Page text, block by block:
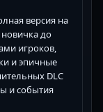
версия на
новичка до
игроков,
и эпичные
DLC
и события